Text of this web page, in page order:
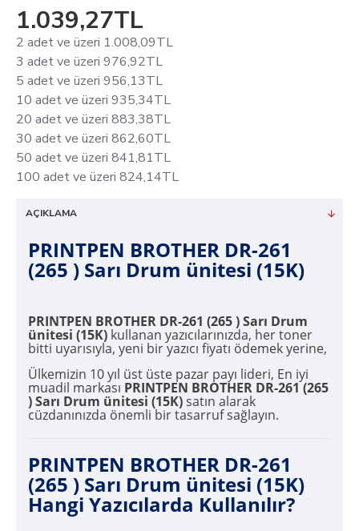
1.039,27TL
2 adet ve üzeri 1.008,09TL
3 adet ve üzeri 976,92TL
5 adet ve üzeri 956,13TL
10 adet ve üzeri 935,34TL
20 adet ve üzeri 883,38TL
30 adet ve üzeri 862,60TL
50 adet ve üzeri 841,81TL
100 adet ve üzeri 824,14TL
AÇIKLAMA
PRINTPEN BROTHER DR-261
(265 ) Sarı Drum ünitesi (15K)
PRINTPEN BROTHER DR-261 (265 ) Sarı Drum
ünitesi (15K) kullanan yazıcılarınızda, her toner
bitti uyarısıyla, yeni bir yazıcı fiyatı ödemek yerine,
Ülkemizin 10 yıl üst üste pazar payı lideri, En iyi
muadil markası PRINTPEN BROTHER DR-261 (265
) Sarı Drum ünitesi (15K)satın alarak
cüzdanınızda önemli bir tasarruf sağlayın.
PRINTPEN BROTHER DR-261
(265 ) Sarı Drum ünitesi (15K)
Hangi Yazıcılarda Kullanılır?